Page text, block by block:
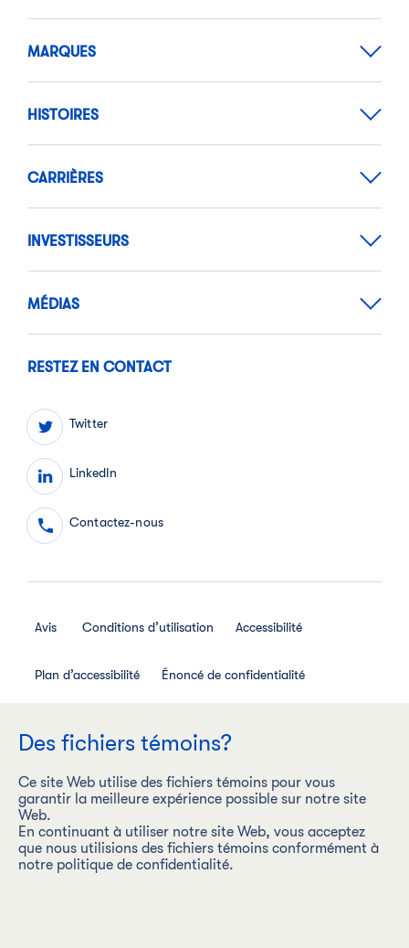
MARQUES
HISTOIRES
CARRIÈRES
INVESTISSEURS
MÉDIAS
RESTEZ EN CONTACT
Twitter
LinkedIn
Contactez-nous
Avis Conditions d’utilisation Accessibilité
Plan d’accessibilité Énoncé de confidentialité
Les Aliments Maple Leaf Inc. (« Les Aliments Maple Leaf ») est
une entreprise carboneutre dont la vision est d’être l’entreprise
Des fichiers témoins?
Ce site Web utilise des fichiers témoins pour vous
garantir la meilleure expérience possible sur notre site
Web.
En continuant à utiliser notre site Web, vous acceptez
que nous utilisions des fichiers témoins conformément à
notre politique de confidentialité.